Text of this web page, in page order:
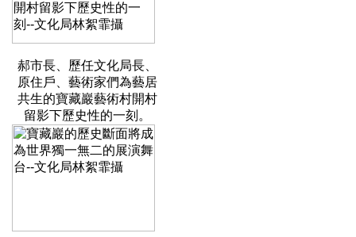
郝市長、歷任文化局長、
原住戶、藝術家們為藝居
共生的寶藏巖藝術村開村
留影下歷史性的一刻。